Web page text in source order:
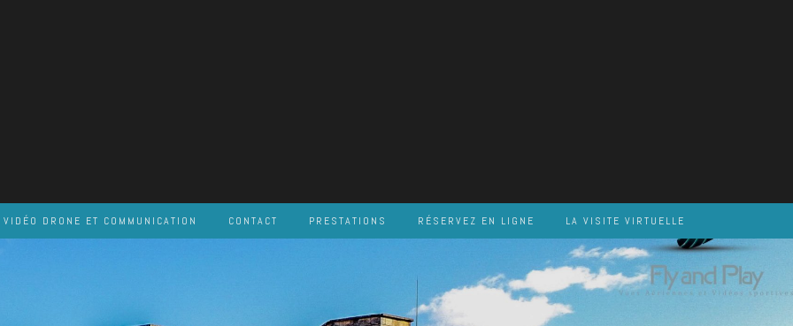
VIDÉO DRONE ET COMMUNICATION CONTACT PRESTATIONS RÉSERVEZ EN LIGNE LA VISITE VIRTUELLE